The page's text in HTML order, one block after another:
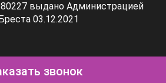
выдано Администрацией
03.12.2021
звонок